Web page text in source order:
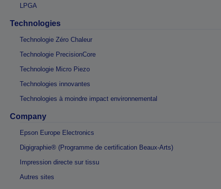
LPGA
Technologies
Technologie Zéro Chaleur
Technologie PrecisionCore
Technologie Micro Piezo
Technologies innovantes
Technologies à moindre impact environnemental
Company
Epson Europe Electronics
Digigraphie® (Programme de certification Beaux-Arts)
Impression directe sur tissu
Autres sites